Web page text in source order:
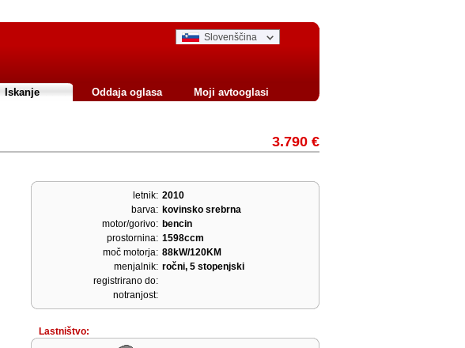
Slovenščina
Iskanje Oddaja oglasa Moji avtooglasi
3.790 €
letnik:
barva:
motor/gorivo:
prostornina:
moč motorja:
menjalnik:
registrirano do:
notranjost:
2010
kovinsko srebrna
bencin
1598ccm
88kW/120KM
ročni, 5 stopenjski
Lastništvo: